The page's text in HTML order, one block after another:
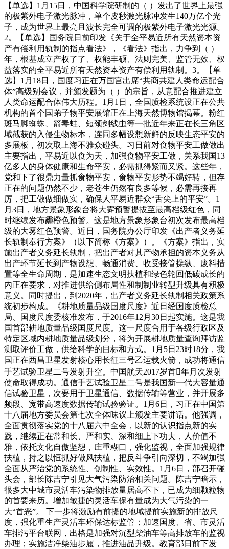
【单选】1月15日，中国科学院研制的（ ）发出了世界上最强
的极紫外电子激光脉冲，单个皮秒激光脉冲发生140万亿个光
子，成为世界上最亮且波长完全可调的极紫外电子激光光源。
2。【单选】国务院日前印发《关于全平易近所有天然资本资
产有偿利用轨制的指点看法》，《看法》指出，力争到（ ）
年，根基成立产权了了、权能丰硕、法则完美、监管无效、权
益落实的全平易近所有天然资本资产有偿利用轨制。3。【单
选】1月18日，国度习正在万国宫出席“共商共建人类命运配合
体”高级别会议，并颁发题为（ ）的宗旨，从意配合推进建立
人类命运配合体伟大历程。1月1日，全国质检系统设正在公共
机构的首个国弟子物平安展馆正在上海天然博物馆揭幕。粉红
斑马脚蜘蛛、箭毒蛙、短颈剑线虫等一批近年来正在长三角区
域截获的入侵生物标本，连同多幅设想新鲜的反映生态平安的
多展板，初次取上海不雅众碰头。习日前对食物平安工做做出
主要指出，平易近以食为天，加强食物平安工做，关系我国13
亿多人的身体健康和生命平安，必需抓得紧而又紧。这些年，
党和下了很鼎力量抓食物平安，食物平安形势不竭好转，但存
正在的问题仍然不少，老苍生仍然有良多等候，必需再接再
厉，把工做做细做实，确保人平易近群众“舌尖上的平安”。1
月3日，地方景象形象台将大雾预警提拔至最高档级红色，同
时继续发布霾橙色预警。这是地方景象形象台初次发布最高档
级的大雾红色预警。近日，国务院办公厅印发《出产者义务延
长轨制奉行方案》（以下简称《方案》）。《方案》指出，实
施出产者义务延长轨制，把出产者对其产物承担的资本义务从
出产环节延长到产物设想、畅通消费、收受接管操纵、废料措
置等全生命周期，是加速生态文明扶植和绿色轮回低碳成长的
内正在要求，对推进供给侧布局性和制制业转型升级具有积极
意义。同时提出，到2020年，出产者义务延长轨制相关政策系
统初步构成。《耕地质量品级国度尺度》近日经国度质检总
局、国度尺度委核准发布，于2016年12月30日起实施。这是我
国首部耕地质量品级国度尺度。这一尺度合用于各级行政区及
特定区域内耕地质量品级划分，将为开展耕地质量查询拜访监
测取评价工做，供给科学的目标和方式。1月5日23时18分，我
国正在西昌卫星发射核心用长征三号乙运载火箭，成功将通信
手艺试验卫星二号发射升空。中国航天2017岁首年月次发射
使命取得成功。通信手艺试验卫星二号是我国新一代大容量通
信试验卫星，次要用于卫星通信、数据传输等营业，并开展多
频段、宽带高速度数据传输试验验证。1月6日，习正在中国第
十八届地方委员会第七次全体味议上颁发主要讲话。他强调，
全面贯彻落实党的十八届六中全会，以新的认识指点新的实
践，继续正在常和长、严和实、深和细上下功夫，人价值不
雅，依托文化自傲坚想，庄重糊口，强化监视，全面加强规律
扶植，持之以恒抓好做风扶植，把反斗争引向深切，不竭加强
全面从严治党的系统性、创制性、实效性。1月6日，部召开碰
头会，部长陈吉宁引见大气污染防治相关问题。陈吉宁暗示，
很多大中城市灵活车污染物排放量居高不下，已成为细颗粒物
的首要来历。增加敏捷的灵活车保有量成为大气污染的一
大“首恶”。 下一步将激励有前提的地域提前实施新的排放尺
度，强化重生产灵活车环保达标监管；加速国度、省、市灵活
车排污平台联网，出格是加强对沉型柴油车等高排放车的监视
办理；实施洁净柴油步履，推进油品升级。教育部日前下发